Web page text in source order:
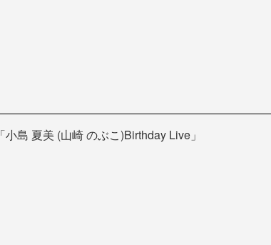
「小島 夏美 (山崎 のぶこ)Birthday Live」